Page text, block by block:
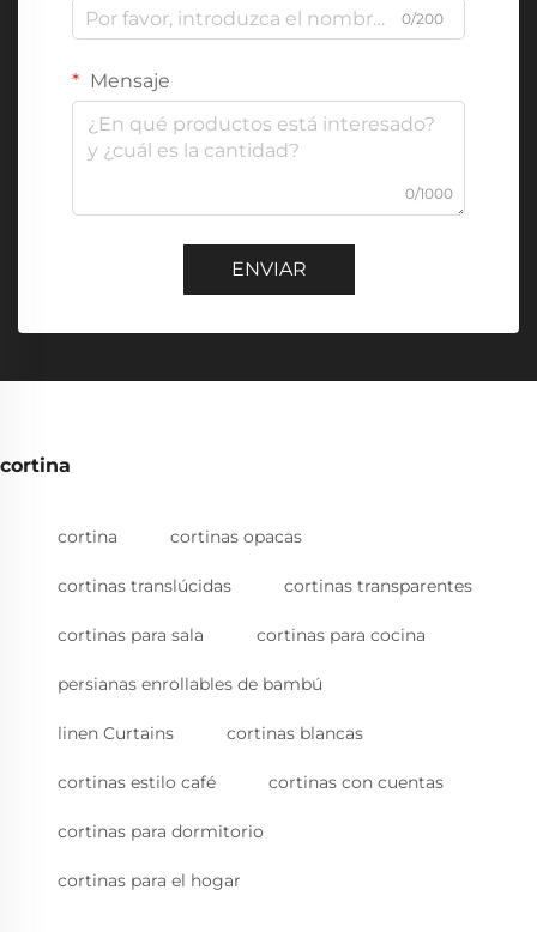
0/200
Mensaje
0/1000
ENVIAR
cortina
cortina cortinas opacas
cortinas translúcidas cortinas transparentes
cortinas para sala cortinas para cocina
persianas enrollables de bambú
linen Curtains cortinas blancas
cortinas estilo café cortinas con cuentas
cortinas para dormitorio
cortinas para el hogar